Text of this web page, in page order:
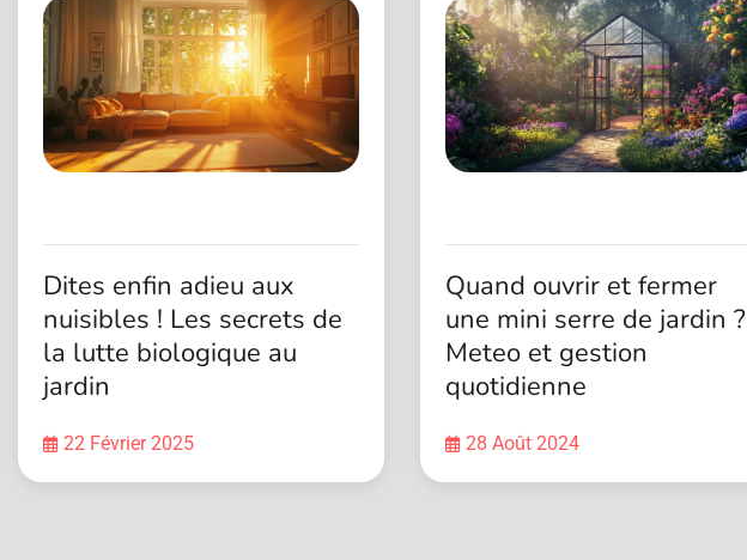
Dites enfin adieu aux
nuisibles ! Les secrets de
la lutte biologique au
jardin
22 Février 2025
Quand ouvrir et fermer
une mini serre de jardin ?
Meteo et gestion
quotidienne
28 Août 2024